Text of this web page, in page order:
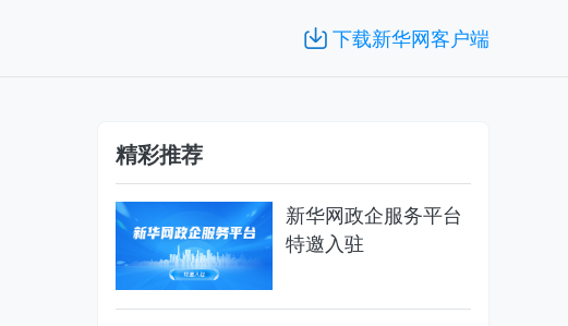
下载新华网客户端
精彩推荐
新华网政企服务平台
特邀入驻